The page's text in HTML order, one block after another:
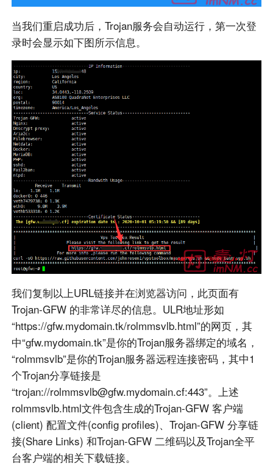
当我们重启成功后，Trojan服务会自动运行，第一次登
录时会显示如下图所示信息。
我们复制以上URL链接并在浏览器访问，此页面有
Trojan-GFW 的非常详尽的信息。ULR地址形如
“https://gfw.mydomain.tk/rolmmsvlb.html”的网页，其
中“gfw.mydomain.tk”是你的Trojan服务器绑定的域名，
“rolmmsvlb”是你的Trojan服务器远程连接密码，其中1
个Trojan分享链接是
“trojan://rolmmsvlb@gfw.mydomain.cf:443”。上述
rolmmsvlb.html文件包含生成的Trojan-GFW 客户端
(client) 配置文件(config profiles)、Trojan-GFW 分享链
接(Share Links) 和Trojan-GFW 二维码以及Trojan全平
台客户端的相关下载链接。